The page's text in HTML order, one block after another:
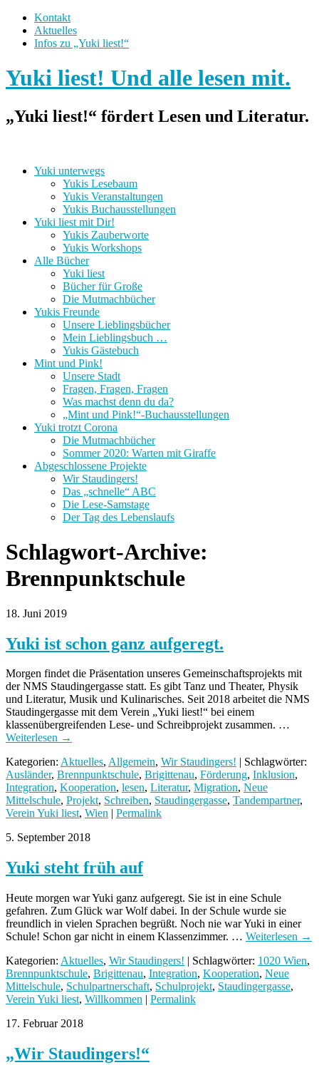
Kontakt
Aktuelles
Infos zu „Yuki liest!“
Yuki liest! Und alle lesen mit.
„Yuki liest!“ fördert Lesen und Literatur.
Yuki unterwegs
Yukis Lesebaum
Yukis Veranstaltungen
Yukis Buchausstellungen
Yuki liest mit Dir!
Yukis Zauberworte
Yukis Workshops
Alle Bücher
Yuki liest
Bücher für Große
Die Mutmachbücher
Yukis Freunde
Unsere Lieblingsbücher
Mein Lieblingsbuch …
Yukis Gästebuch
Mint und Pink!
Unsere Stadt
Fragen, Fragen, Fragen
Was machst denn du da?
„Mint und Pink!“-Buchausstellungen
Yuki trotzt Corona
Die Mutmachbücher
Sommer 2020: Warten mit Giraffe
Abgeschlossene Projekte
Wir Staudingers!
Das „schnelle“ ABC
Die Lese-Samstage
Der Tag des Lebenslaufs
Schlagwort-Archive:
Brennpunktschule
18. Juni 2019
Yuki ist schon ganz aufgeregt.
Morgen findet die Präsentation unseres Gemeinschaftsprojekts mit
der NMS Staudingergasse statt. Es gibt Tanz und Theater, Physik
und Literatur, Musik und Kulinarisches. Seit 2018 arbeitet die NMS
Staudingergasse mit dem Verein „Yuki liest!“ bei einem
klassenübergreifenden Lese- und Schreibprojekt zusammen. …
Weiterlesen →
Kategorien: Aktuelles, Allgemein, Wir Staudingers! | Schlagwörter:
Ausländer, Brennpunktschule, Brigittenau, Förderung, Inklusion,
Integration, Kooperation, lesen, Literatur, Migration, Neue
Mittelschule, Projekt, Schreiben, Staudingergasse, Tandempartner,
Verein Yuki liest, Wien
Permalink
5. September 2018
Yuki steht früh auf
Heute morgen war Yuki ganz aufgeregt. Sie ist in eine Schule
gefahren. Zum Glück war Wolf dabei. In der Schule wurde sie
freundlich in vielen Sprachen begrüßt. Noch nie war Yuki in einer
Schule! Schon gar nicht in einem Klassenzimmer. … Weiterlesen →
Kategorien: Aktuelles, Wir Staudingers! | Schlagwörter: 1020 Wien,
Brennpunktschule, Brigittenau, Integration, Kooperation, Neue
Mittelschule, Schulpartnerschaft, Schulprojekt, Staudingergasse,
Verein Yuki liest, Willkommen | Permalink
17. Februar 2018
„Wir Staudingers!“